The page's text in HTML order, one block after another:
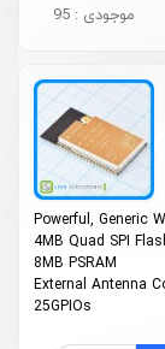
موجودی : 95
Powerful, Generic
4MB Quad SPI
8MB PSRAM
External Antenna
25GPIOs